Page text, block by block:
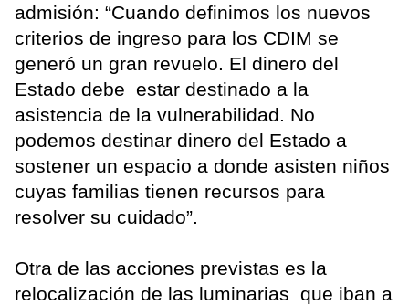
admisión: “Cuando definimos los nuevos
criterios de ingreso para los CDIM se
generó un gran revuelo. El dinero del
Estado debe estar destinado a la
asistencia de la vulnerabilidad. No
podemos destinar dinero del Estado a
sostener un espacio a donde asisten niños
cuyas familias tienen recursos para
resolver su cuidado”.
Otra de las acciones previstas es la
relocalización de las luminarias que iban a